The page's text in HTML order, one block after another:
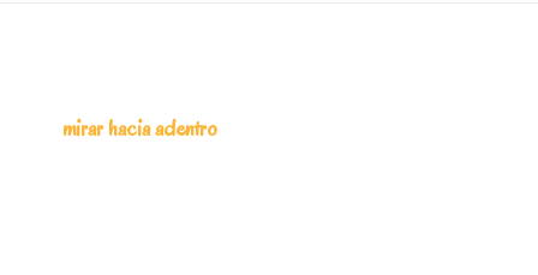
mirar hacia adentro